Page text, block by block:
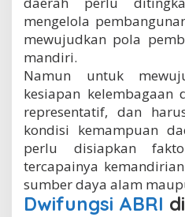
mengelola
mewujudkan pola
mandiri.
Namun untuk
kesiapan
representatif, dan
kondisi kemampuan
perlu disiapkan
tercapainya
sumber daya alam
Dwifungsi ABRI